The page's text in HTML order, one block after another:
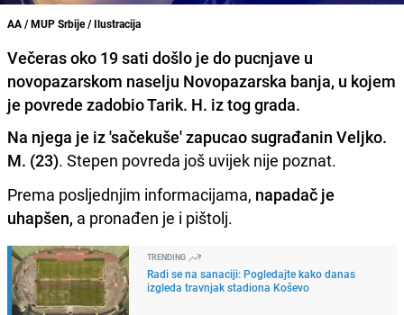
AA / MUP Srbije / Ilustracija
Večeras oko 19 sati došlo je do pucnjave u
novopazarskom naselju Novopazarska banja, u kojem
je povrede zadobio Tarik. H. iz tog grada.
Na njega je iz 'sačekuše' zapucao sugrađanin Veljko.
M. (23). Stepen povreda još uvijek nije poznat.
Prema posljednjim informacijama, napadač je
uhapšen, a pronađen je i pištolj.
TRENDING
Radi se na sanaciji: Pogledajte kako danas
izgleda travnjak stadiona Koševo